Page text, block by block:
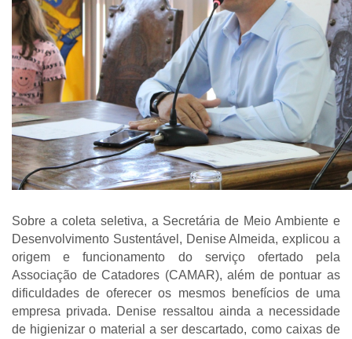
Sobre a coleta seletiva, a Secretária de Meio Ambiente e
Desenvolvimento Sustentável, Denise Almeida, explicou a
origem e funcionamento do serviço ofertado pela
Associação de Catadores (CAMAR), além de pontuar as
dificuldades de oferecer os mesmos benefícios de uma
empresa privada. Denise ressaltou ainda a necessidade
de higienizar o material a ser descartado, como caixas de